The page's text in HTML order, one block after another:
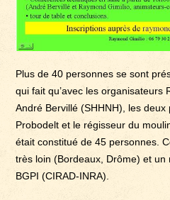
Plus de 40 personnes se sont
qui fait qu’avec les organisateurs
André Bervillé (SHHNH), les
Probodelt et le régisseur du
était constitué de 45 personnes.
très loin (Bordeaux, Drôme) et un
BGPI (CIRAD-INRA).